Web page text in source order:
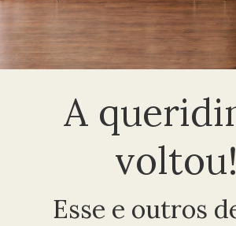
A
voltou!
Esse e outros